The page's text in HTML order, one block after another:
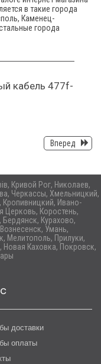
в такие города
Каменец-
города
кабель 477f-
Вперед
Кривой Рог, Николаев,
Черкассы, Хмельницкий,
Ивано-
Церковь, Коростень,
Курахово,
Умань,
Мелитополь, Прилуки,
Каховка, Покровск,
доставки
оплаты